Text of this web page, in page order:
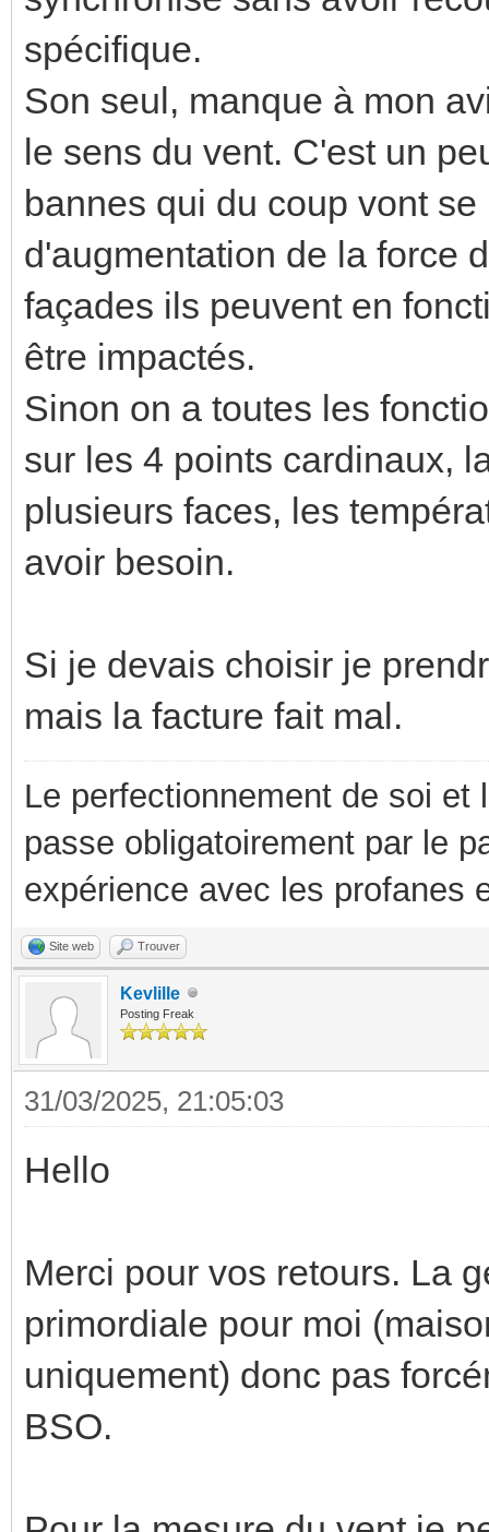
spécifique.
Son seul, manque à mon
le sens du vent. C'est un
bannes qui du coup vont
d'augmentation de la force
façades ils peuvent en
être impactés.
Sinon on a toutes les
sur les 4 points cardinaux,
plusieurs faces, les
avoir besoin.
Si je devais choisir je
mais la facture fait mal.
Le perfectionnement de soi
passe obligatoirement par le
expérience avec les profanes
Site web Trouver
Kevlille
Posting Freak
31/03/2025, 21:05:03
Hello
Merci pour vos retours. La
primordiale pour moi
uniquement) donc pas
BSO.